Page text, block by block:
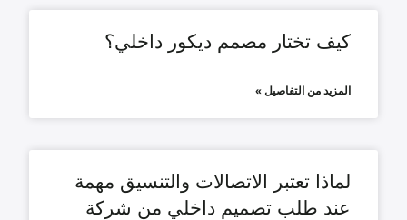
كيف تختار مصمم ديكور داخلي؟
المزيد من التفاصيل »
لماذا تعتبر الاتصالات والتنسيق مهمة
عند طلب تصميم داخلي من شركة